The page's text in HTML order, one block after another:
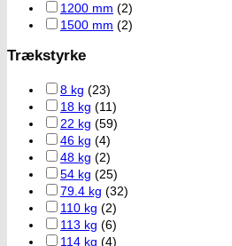
1200 mm (2)
1500 mm (2)
Trækstyrke
8 kg (23)
18 kg (11)
22 kg (59)
46 kg (4)
48 kg (2)
54 kg (25)
79.4 kg (32)
110 kg (2)
113 kg (6)
114 kg (4)